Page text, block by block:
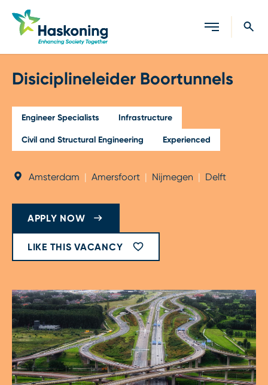
Close search
Disiciplineleider Boortunnels
Engineer Specialists Infrastructure
Civil and Structural Engineering Experienced
Amsterdam | Amersfoort | Nijmegen | Delft
APPLY NOW
LIKE THIS VACANCY